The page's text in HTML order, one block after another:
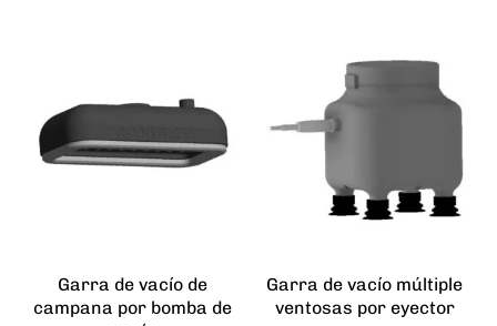
Garra de vacío de
campana por bomba de
Garra de vacío múltiple
ventosas por eyector